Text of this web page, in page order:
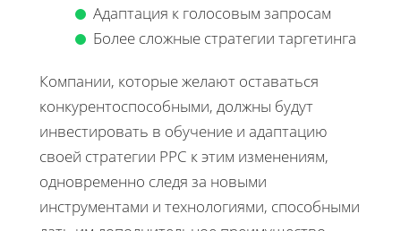
Адаптация к голосовым запросам
Более сложные стратегии таргетинга
Компании, которые желают оставаться
конкурентоспособными, должны будут
инвестировать в обучение и адаптацию
своей стратегии PPC к этим изменениям,
одновременно следя за новыми
инструментами и технологиями, способными